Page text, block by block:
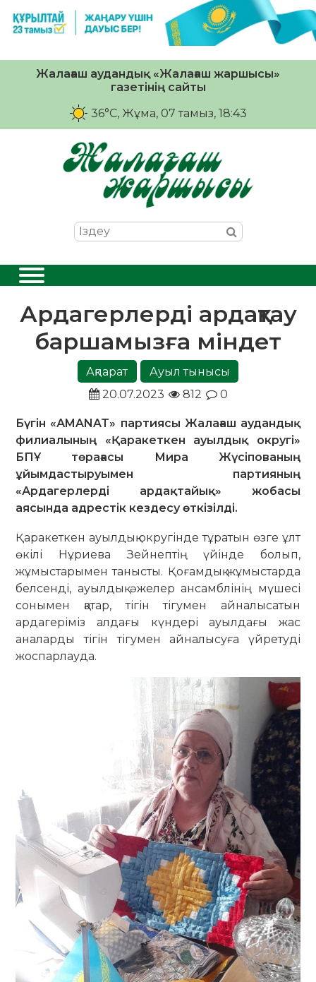
Жалағаш аудандық «Жалағаш жаршысы»
газетінің сайты
36°C, Жұма, 07 тамыз, 18:43
Ардагерлерді ардақтау
баршамызға міндет
Ақпарат
Ауыл тынысы
20.07.2023
812 0
Бүгін «АMANAT» партиясы Жалағаш аудандық
филиалының «Қаракеткен ауылдық округі»
БПҰ төрағасы Мира Жүсіпованың
ұйымдастыруымен партияның
«Ардагерлерді ардақтайық» жобасы
аясында адрестік кездесу өткізілді.
Қаракеткен ауылдық округінде тұратын өзге ұлт
өкілі Нұриева Зейнептің үйінде болып,
жұмыстарымен танысты. Қоғамдық жұмыстарда
белсенді, ауылдық әжелер ансамблінің мүшесі
сонымен қатар, тігін тігумен айналысатын
ардагеріміз алдағы күндері ауылдағы жас
аналарды тігін тігумен айналысуға үйретуді
жоспарлауда.